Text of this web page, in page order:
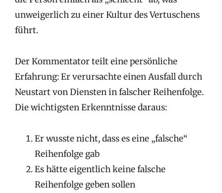
unweigerlich zu einer Kultur des Vertuschens
führt.
Der Kommentator teilt eine persönliche
Erfahrung: Er verursachte einen Ausfall durch
Neustart von Diensten in falscher Reihenfolge.
Die wichtigsten Erkenntnisse daraus:
Er wusste nicht, dass es eine „falsche“
Reihenfolge gab
Es hätte eigentlich keine falsche
Reihenfolge geben sollen